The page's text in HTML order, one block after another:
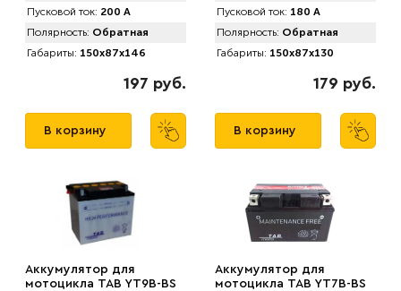
Пусковой ток: 200 А
Полярность: Обратная
Габариты: 150x87x146
197 руб.
В корзину
Пусковой ток: 180 А
Полярность: Обратная
Габариты: 150x87x130
179 руб.
В корзину
Аккумулятор для
мотоцикла TAB YT9B-BS
Аккумулятор для
мотоцикла TAB YT7B-BS